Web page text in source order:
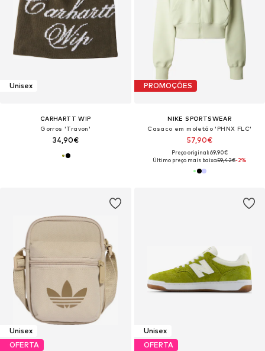
Unisex
CARHARTT WIP
Gorros 'Travon'
34,90€
PROMOÇÕES
NIKE SPORTSWEAR
Casaco em moletão 'PHNX FLC'
57,90€
Preço original: 69,90€
Último preço mais baixo:59,42€-2%
Unisex
OFERTA
Unisex
OFERTA